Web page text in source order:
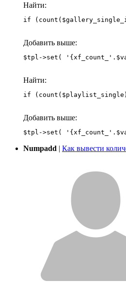
Найти:
if
Добавить выше:
Найти:
if
Добавить выше:
Numpadd | Как вывести